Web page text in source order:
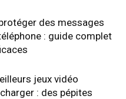
des messages
: guide complet
jeux vidéo
: des pépites